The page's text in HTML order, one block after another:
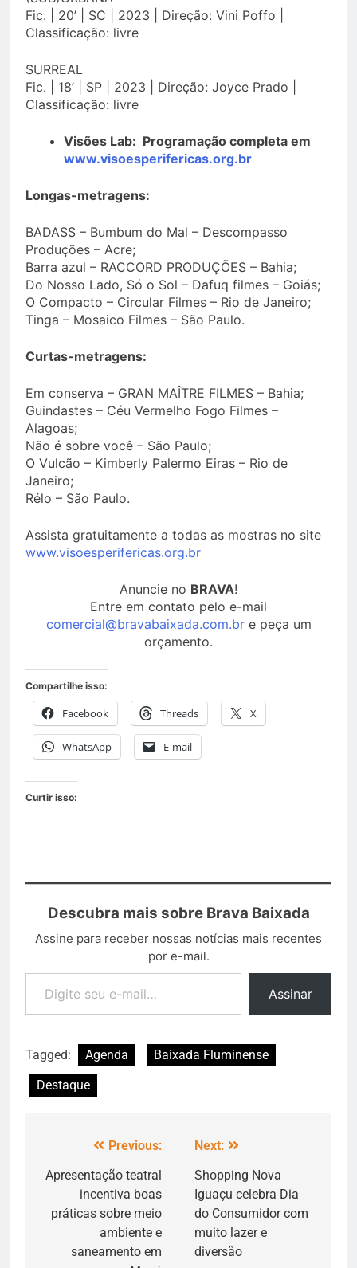
Fic. | 20’ | SC | 2023 | Direção: Vini Poffo |
Classificação: livre
SURREAL
Fic. | 18’ | SP | 2023 | Direção: Joyce Prado |
Classificação: livre
Visões Lab: Programação completa em
www.visoesperifericas.org.br
Longas-metragens:
BADASS – Bumbum do Mal – Descompasso
Produções – Acre;
Barra azul – RACCORD PRODUÇÕES – Bahia;
Do Nosso Lado, Só o Sol – Dafuq filmes – Goiás;
O Compacto – Circular Filmes – Rio de Janeiro;
Tinga – Mosaico Filmes – São Paulo.
Curtas-metragens:
Em conserva – GRAN MAÎTRE FILMES – Bahia;
Guindastes – Céu Vermelho Fogo Filmes –
Alagoas;
Não é sobre você – São Paulo;
O Vulcão – Kimberly Palermo Eiras – Rio de
Janeiro;
Rélo – São Paulo.
Assista gratuitamente a todas as mostras no site
www.visoesperifericas.org.br
Anuncie no BRAVA!
Entre em contato pelo e-mail
comercial@bravabaixada.com.bre peça um
orçamento.
Compartilhe isso:
Facebook Threads X
WhatsApp E-mail
Curtir isso:
Descubra mais sobre Brava Baixada
Assine para receber nossas notícias mais recentes
por e-mail.
Assinar
Tagged: Agenda
Baixada Fluminense
Destaque
Previous:
Apresentação teatral
incentiva boas
práticas sobre meio
ambiente e
saneamento em
Next:
Shopping Nova
Iguaçu celebra Dia
do Consumidor com
muito lazer e
diversão